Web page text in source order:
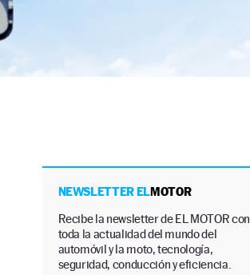
NEWSLETTER ELMOTOR
Recibe la newsletter de EL MOTOR con
toda la actualidad del mundo del
automóvil y la moto, tecnología,
seguridad, conducción y eficiencia.